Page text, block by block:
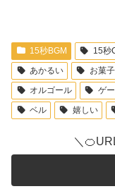
15秒BGM 15秒
あかるい
お菓子
オルゴール
ゲ
ベル
嬉しい
＼